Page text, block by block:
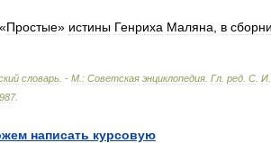
Простые» истины Генриха Маляна в
словарь . - М : Советская энциклопедия Гл ред С И
.
написать курсовую